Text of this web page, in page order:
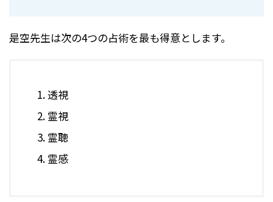
是空先生は次の4つの占術を最も得意とします。
透視
霊視
霊聴
霊感